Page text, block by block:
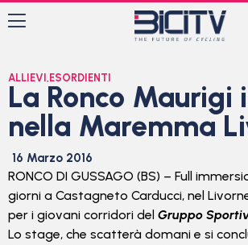
ALLIEVI , ESORDIENTI
La Ronco Maurigi
nella Maremma
16 Marzo 2016
RONCO DI GUSSAGO (BS) – Full
giorni a Castagneto Carducci, nel
per i giovani corridori del Gruppo
Lo stage, che scatterà domani e si